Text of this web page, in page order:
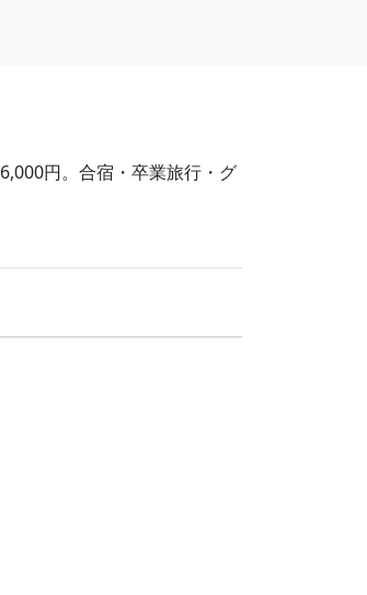
円。合宿・卒業旅行・グ